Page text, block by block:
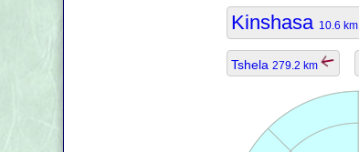
Kinshasa 10.6 km
Tshela 279.2 km